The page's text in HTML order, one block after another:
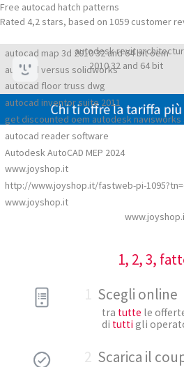
Free autocad hatch patterns
Rated 4,2stars, based on 1059 customer
autocad map 3d 2010 32 and 64 bit oem
autocad versus solidworks
autocad floor truss dwg
autocad inventor suite 2011
get discounted oem autodesk navisworks
autocad reader software
Autodesk AutoCAD MEP 2024
www.joyshop.it
http://www.joyshop.it/fastweb-pi-
www.joyshop.it
autodesk revit
2010 32 and 64 bit
1, 2, 3,
1 Scegli online
tra tutte le
di tutti gli
2 Scarica il